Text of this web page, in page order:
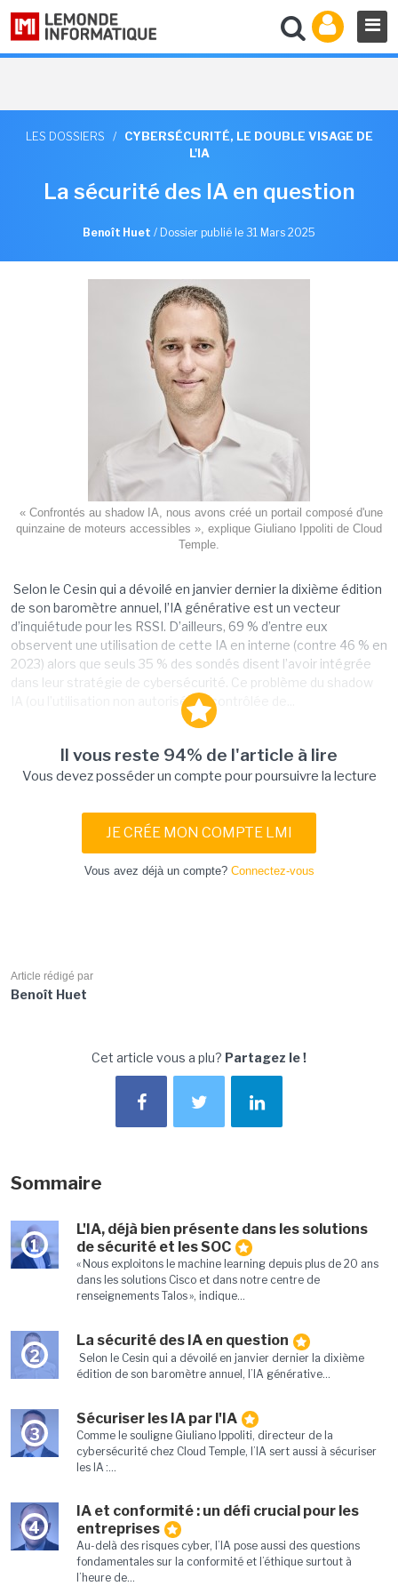
LES DOSSIERS /
CYBERSÉCURITÉ, LE DOUBLE VISAGE DE
L'IA
La sécurité des IA en question
Benoît Huet / Dossier publié le 31 Mars 2025
« Confrontés au shadow IA, nous avons créé un portail composé d'une
quinzaine de moteurs accessibles », explique Giuliano Ippoliti de Cloud
Temple.
Selon le Cesin qui a dévoilé en janvier dernier la dixième édition
de son baromètre annuel, l’IA générative est un vecteur
d’inquiétude pour les RSSI. D’ailleurs, 69 % d’entre eux
observent une utilisation de cette IA en interne (contre 46 % en
2023) alors que seuls 35 % des sondés disent l’avoir intégrée
dans leur stratégie de cybersécurité. Ce problème du shadow
IA (ou l’utilisation non autorisée ni contrôlée de...
Il vous reste 94% de l'article à lire
Vous devez posséder un compte pour poursuivre la lecture
JE CRÉE MON COMPTE LMI
Vous avez déjà un compte? Connectez-vous
Article rédigé par
Benoît Huet
Cet article vous a plu? Partagez le !
Sommaire
1
L'IA, déjà bien présente dans les solutions
de sécurité et les SOC
« Nous exploitons le machine learning depuis plus de 20 ans
dans les solutions Cisco et dans notre centre de
renseignements Talos », indique...
2
La sécurité des IA en question
Selon le Cesin qui a dévoilé en janvier dernier la dixième
édition de son baromètre annuel, l’IA générative...
3
Sécuriser les IA par l'IA
Comme le souligne Giuliano Ippoliti, directeur de la
cybersécurité chez Cloud Temple, l’IA sert aussi à sécuriser
les IA :...
4
IA et conformité : un défi crucial pour les
entreprises
Au-delà des risques cyber, l’IA pose aussi des questions
fondamentales sur la conformité et l’éthique surtout à
l’heure de...